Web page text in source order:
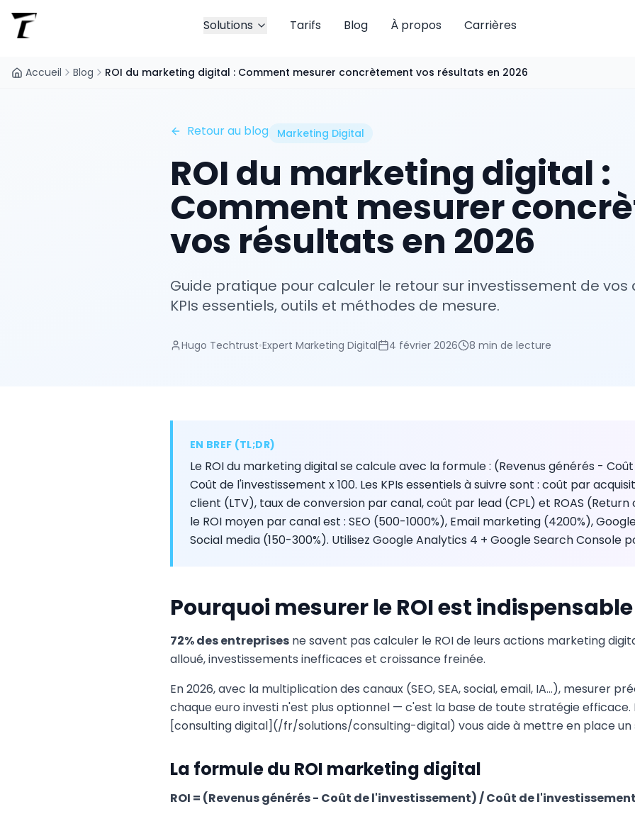
Solutions Tarifs Blog À propos Carrières
Accueil Blog ROI du marketing digital : Comment mesurer concrètement vos résultats en 2026
Retour au blog Marketing Digital
ROI du marketing digital :
Comment mesurer
vos résultats en 2026
Guide pratique pour calculer le retour sur investissement de vos
KPIs essentiels, outils et méthodes de mesure.
Hugo Techtrust•Expert Marketing Digital 4 février 2026 8 min de lecture
EN BREF (TL;DR)
Le ROI du marketing digital se calcule avec la formule : (Revenus générés -
Coût de l'investissement x 100. Les KPIs essentiels à suivre sont : coût par
client (LTV), taux de conversion par canal, coût par lead (CPL) et ROAS (Return
le ROI moyen par canal est : SEO (500-1000%), Email marketing (4200%),
Social media (150-300%). Utilisez Google Analytics 4 + Google Search Console
Pourquoi mesurer le ROI est indispensable
72% des entreprises ne savent pas calculer le ROI de leurs actions marketing
alloué, investissements inefficaces et croissance freinée.
En 2026, avec la multiplication des canaux (SEO, SEA, social, email, IA...), mesurer
chaque euro investi n'est plus optionnel — c'est la base de toute stratégie efficace.
[consulting digital](/fr/solutions/consulting-digital) vous aide à mettre en place un
La formule du ROI marketing digital
ROI = (Revenus générés - Coût de l'investissement) / Coût de l'investissement